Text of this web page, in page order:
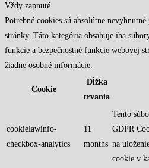
Vždy zapnuté
Potrebné cookies sú absolútne
stránky. Táto kategória obsahuje iba
funkcie a bezpečnostné funkcie webovej
žiadne osobné informácie.
Cookie
Dĺžka
trvania
cookielawinfo-
checkbox-analytics
11
months
Tento
GDPR
na
cookie v